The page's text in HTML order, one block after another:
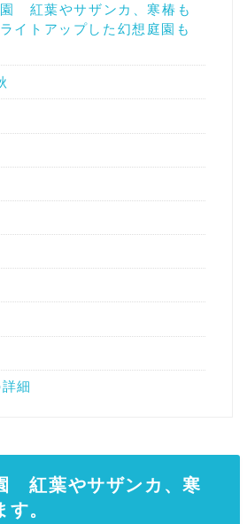
紅葉やサザンカ、寒椿も
イトアップした幻想庭園も
細
紅葉やサザンカ、寒
。